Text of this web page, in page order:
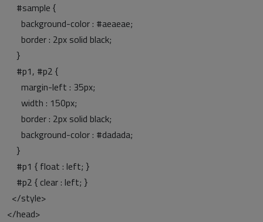
#sample {
background-color : #aeaeae;
border : 2px solid black;
}
#p1, #p2 {
margin-left : 35px;
width : 150px;
border : 2px solid black;
background-color : #dadada;
}
#p1 { float : left; }
#p2 { clear : left; }
</style>
</head>